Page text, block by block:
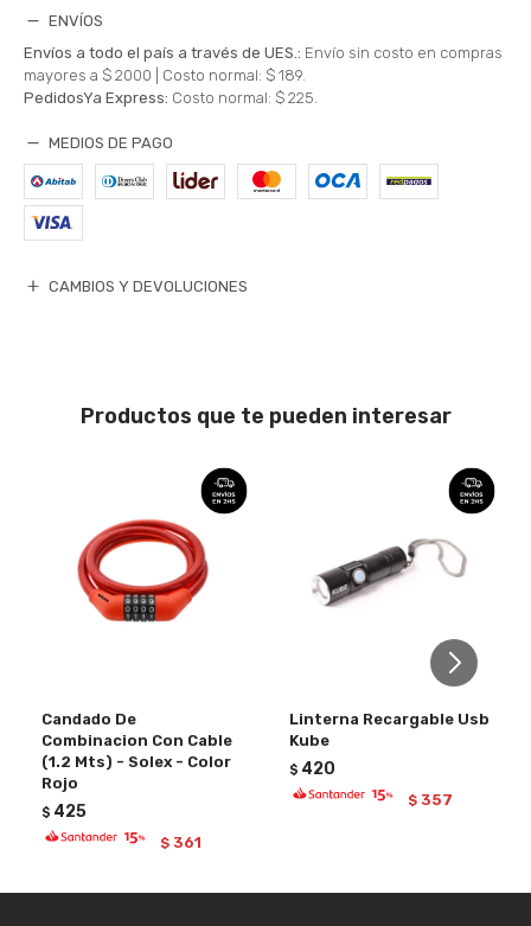
ENVÍOS
Envíos a todo el país a través de UES.: Envío sin costo en compras
mayores a $ 2000 | Costo normal: $ 189.
PedidosYa Express: Costo normal: $ 225.
MEDIOS DE PAGO
CAMBIOS Y DEVOLUCIONES
Productos que te pueden interesar
Candado De
Combinacion Con Cable
(1.2 Mts) - Solex - Color
Rojo
$ 425
$ 361
Linterna Recargable Usb
Kube
$ 420
$ 357